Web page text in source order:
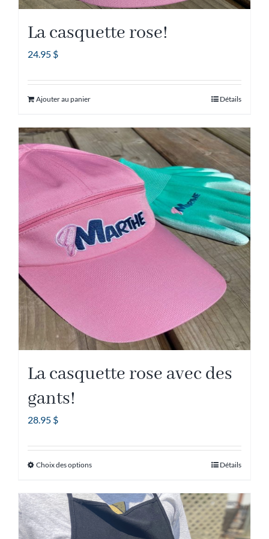
La casquette rose!
24.95 $
Ajouter au panier Détails
La casquette rose avec des
gants!
28.95 $
Choix des optionsCe
a
plusieurs
variations.
Détails